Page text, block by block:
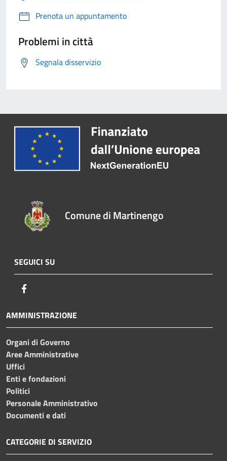
Prenota un appuntamento
Problemi in città
Segnala disservizio
Comune di Martinengo
SEGUICI SU
AMMINISTRAZIONE
Organi di Governo
Aree Amministrative
Uffici
Enti e fondazioni
Politici
Personale Amministrativo
Documenti e dati
CATEGORIE DI SERVIZIO